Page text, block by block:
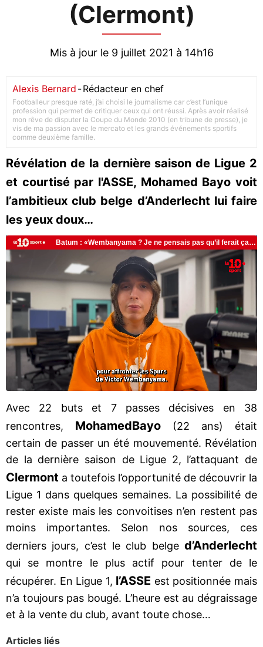
(Clermont)
Mis à jour le 9 juillet 2021 à 14h16
Alexis Bernard -Rédacteur en chef
Footballeur presque raté, j’ai choisi le journalisme car c’est l’unique
profession qui permet de critiquer ceux qui ont réussi. Après avoir réalisé
mon rêve de disputer la Coupe du Monde 2010 (en tribune de presse), je
vis de ma passion avec le mercato et les grands événements sportifs
comme deuxième famille.
Révélation de la dernière saison de Ligue 2
et courtisé par l'ASSE, Mohamed Bayo voit
l’ambitieux club belge d’Anderlecht lui faire
les yeux doux…
Avec 22 buts et 7 passes décisives en 38
rencontres, MohamedBayo (22 ans) était
certain de passer un été mouvementé. Révélation
de la dernière saison de Ligue 2, l’attaquant de
Clermont a toutefois l’opportunité de découvrir la
Ligue 1 dans quelques semaines. La possibilité de
rester existe mais les convoitises n’en restent pas
moins importantes. Selon nos sources, ces
derniers jours, c’est le club belge d’Anderlecht
qui se montre le plus actif pour tenter de le
récupérer. En Ligue 1, l’ASSE est positionnée mais
n’a toujours pas bougé. L’heure est au dégraissage
et à la vente du club, avant toute chose…
Articles liés